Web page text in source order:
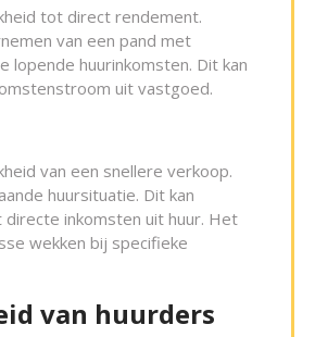
tot direct rendement.
van een pand met
huurinkomsten. Dit kan
uit vastgoed.
van een snellere verkoop.
huursituatie. Dit kan
inkomsten uit huur. Het
wekken bij specifieke
van huurders